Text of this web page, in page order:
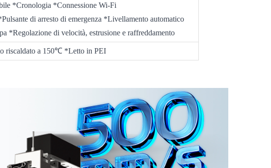
*Cronologia *Connessione Wi-Fi
di arresto di emergenza *Livellamento automatico
*Regolazione di velocità, estrusione e raffreddamento
riscaldato a 150℃ *Letto in PEI